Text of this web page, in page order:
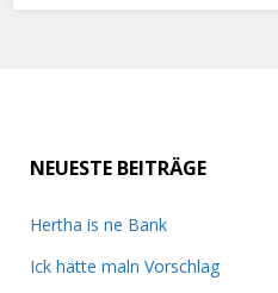
NEUESTE BEITRÄGE
Hertha is ne Bank
Ick hätte maln Vorschlag